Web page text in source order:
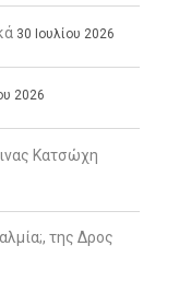
30 Ιουλίου 2026
2026
Κατσώχη
της Δρος